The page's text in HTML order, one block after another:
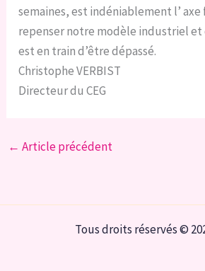
semaines, est indéniablement l’
repenser notre modèle industriel
est en train d’être dépassé.
Christophe VERBIST
Directeur du CEG
← Article précédent
Tous droits réservés ©